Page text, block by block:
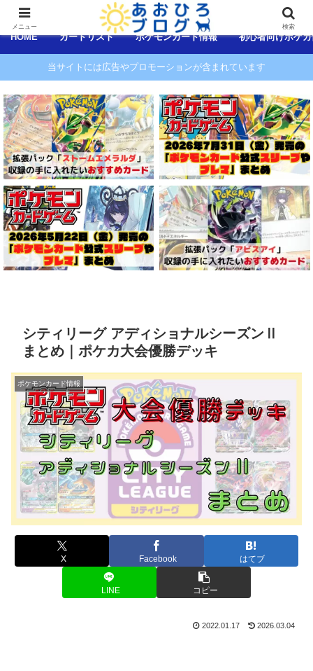
コンテンツへスキップ
HOME カードリスト ポケモンカード情報 初心者向けポケ
当サイトには広告やプロモーションが含まれています
シティリーグ アディショナルシーズンⅡ
まとめ｜ポケカ大会優勝デッキ
ポケモンカード情報
X Facebook はてブ
LINE コピー
2022.01.17 2026.03.04
メニュー 検索